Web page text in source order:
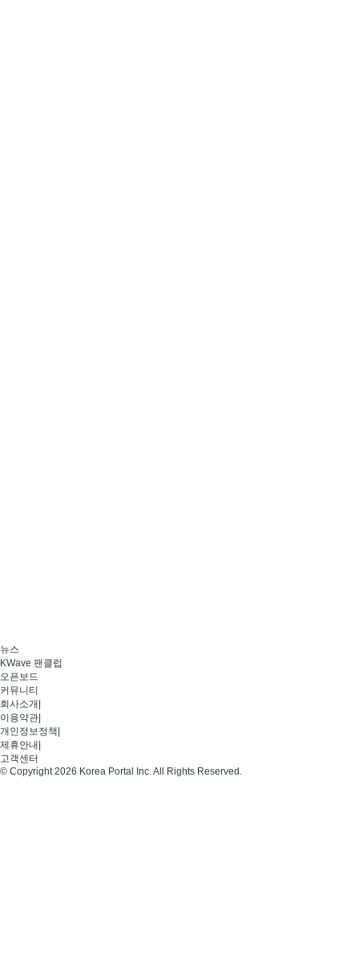
뉴스
KWave 팬클럽
오픈보드
커뮤니티
회사소개
이용약관
개인정보정책
제휴안내
고객센터
© Copyright 2026 Korea Portal Inc. All Rights Reserved.